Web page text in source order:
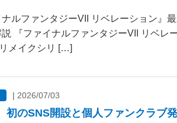
ナルファンタジーVII リベレーション
『ファイナルファンタジーVII リベレ
リメイクシリ […]
| 2026/07/03
初のSNS開設と個人ファンクラ